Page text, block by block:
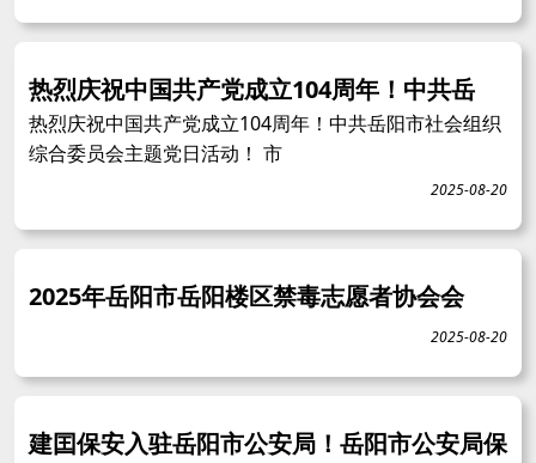
热烈庆祝中国共产党成立104周年！中共岳
热烈庆祝中国共产党成立104周年！中共岳阳市社会组织
综合委员会主题党日活动！ 市
2025-08-20
2025年岳阳市岳阳楼区禁毒志愿者协会会
2025-08-20
建囯保安入驻岳阳市公安局！岳阳市公安局保